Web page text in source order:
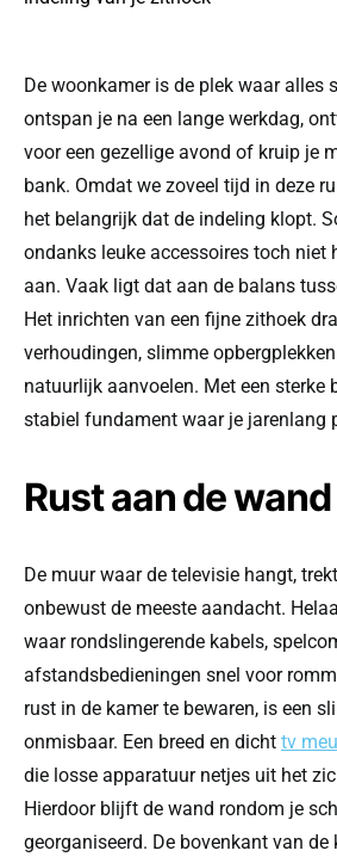
De woonkamer is de plek waar alles
ontspan je na een lange werkdag,
voor een gezellige avond of kruip je
bank. Omdat we zoveel tijd in deze
het belangrijk dat de indeling klopt.
ondanks leuke accessoires toch niet
aan. Vaak ligt dat aan de balans
Het inrichten van een fijne zithoek
verhoudingen, slimme
natuurlijk aanvoelen. Met een sterke
stabiel fundament waar je jarenlang
Rust aan de wand
De muur waar de televisie hangt,
onbewust de meeste aandacht.
waar rondslingerende kabels,
afstandsbedieningen snel voor
rust in de kamer te bewaren, is een
onmisbaar. Een breed en dicht tv
die losse apparatuur netjes uit het
Hierdoor blijft de wand rondom je
georganiseerd. De bovenkant van de